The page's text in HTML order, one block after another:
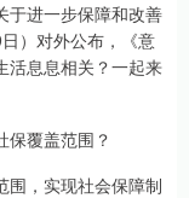
于进一步保障和改善
）对外公布，《意
活息息相关？一起来
保覆盖范围？
围，实现社会保障制